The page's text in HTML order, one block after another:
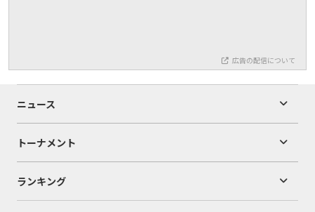
広告の配信について
ニュース
トーナメント
ランキング